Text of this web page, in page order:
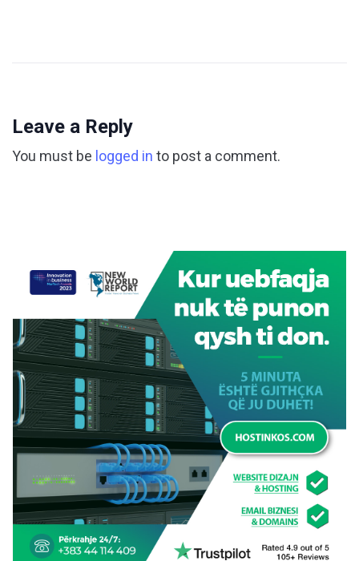
Leave a Reply
You must be logged in to post a comment.